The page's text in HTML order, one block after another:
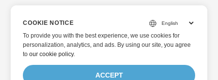
COOKIE NOTICE
To provide you with the best experience, we use cookies for
personalization, analytics, and ads. By using our site, you agree
toour cookie policy.
ACCEPT